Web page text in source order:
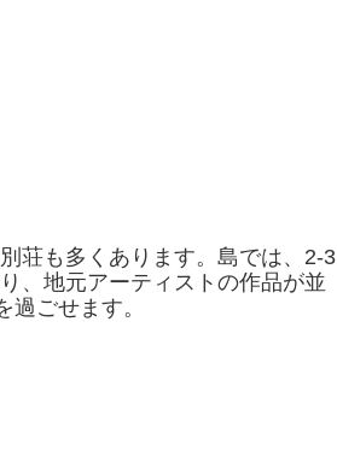
荘も多くあります。島では、2-3
、地元アーティストの作品が並
ごせます。